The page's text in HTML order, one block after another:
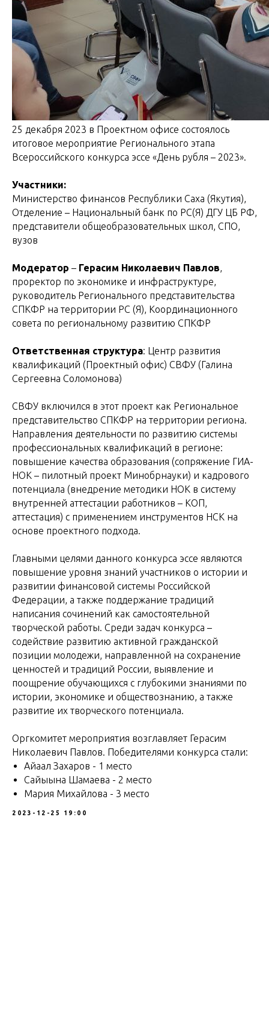
25 декабря 2023 в Проектном офисе состоялось
итоговое мероприятие Регионального этапа
Всероссийского конкурса эссе «День рубля – 2023».
Участники:
Министерство финансов Республики Саха (Якутия),
Отделение – Национальный банк по РС(Я) ДГУ ЦБ РФ,
представители общеобразовательных школ, СПО,
вузов
Модератор – Герасим Николаевич Павлов,
проректор по экономике и инфраструктуре,
руководитель Регионального представительства
СПКФР на территории РС (Я), Координационного
совета по региональному развитию СПКФР
Ответственная структура: Центр развития
квалификаций (Проектный офис) СВФУ (Галина
Сергеевна Соломонова)
СВФУ включился в этот проект как Региональное
представительство СПКФР на территории региона.
Направления деятельности по развитию системы
профессиональных квалификаций в регионе:
повышение качества образования (сопряжение ГИА-
НОК – пилотный проект Минобрнауки) и кадрового
потенциала (внедрение методики НОК в систему
внутренней аттестации работников – КОП,
аттестация) с применением инструментов НСК на
основе проектного подхода.
Главными целями данного конкурса эссе являются
повышение уровня знаний участников о истории и
развитии финансовой системы Российской
Федерации, а также поддержание традиций
написания сочинений как самостоятельной
творческой работы. Среди задач конкурса –
содействие развитию активной гражданской
позиции молодежи, направленной на сохранение
ценностей и традиций России, выявление и
поощрение обучающихся с глубокими знаниями по
истории, экономике и обществознанию, а также
развитие их творческого потенциала.
Оргкомитет мероприятия возглавляет Герасим
Николаевич Павлов. Победителями конкурса стали:
Айаал Захаров - 1 место
Сайыына Шамаева - 2 место
Мария Михайлова - 3 место
2023-12-25 19:00